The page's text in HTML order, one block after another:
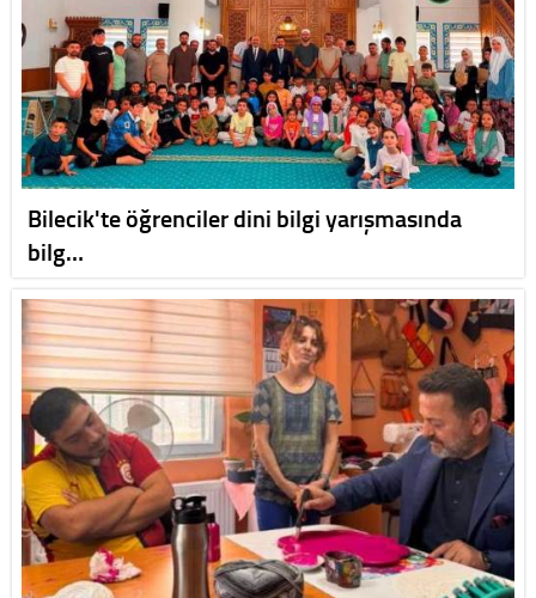
Bilecik'te öğrenciler dini bilgi yarışmasında
bilg…